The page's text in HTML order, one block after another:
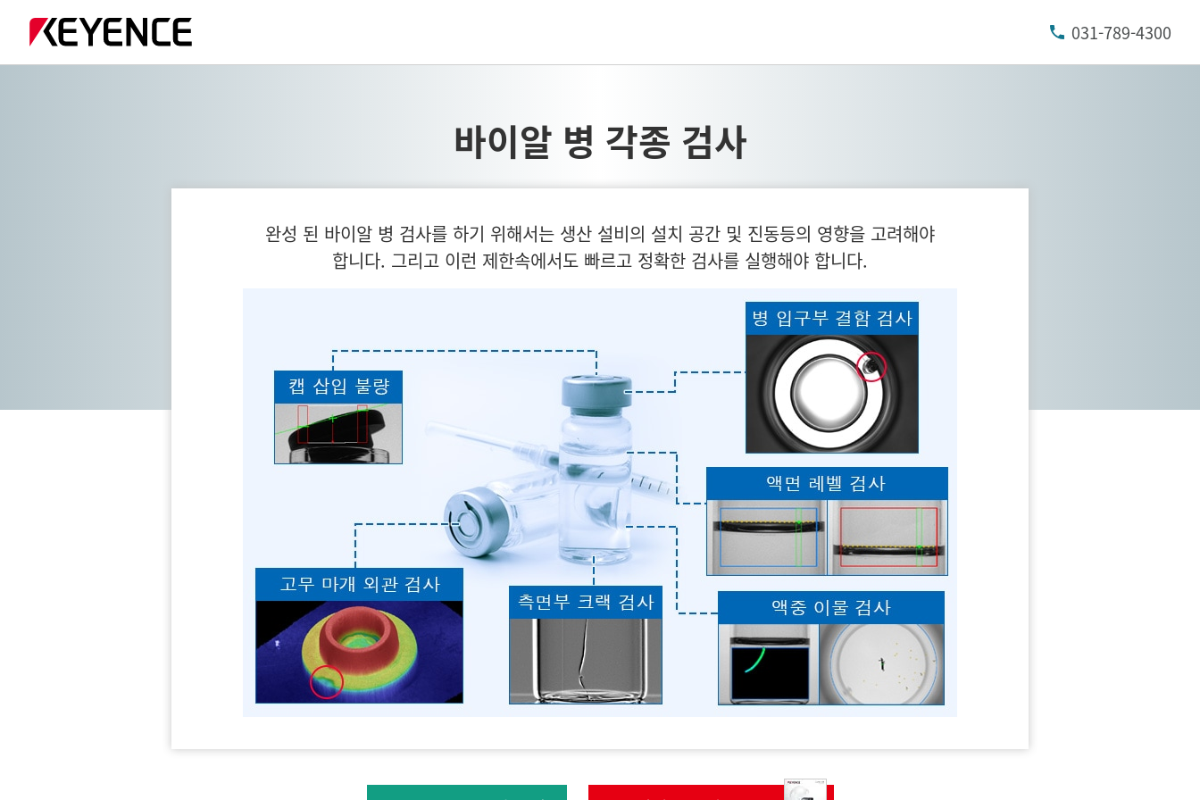
031-789-4300
바이알 병 각종 검사
완성 된 바이알 병 검사를 하기 위해서는 생산 설비의 설치 공간 및 진동등의 영향을 고려해야
합니다. 그리고 이런 제한속에서도 빠르고 정확한 검사를 실행해야 합니다.